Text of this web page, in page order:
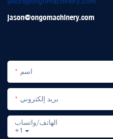
jason@ongomachinery.com
اسم
بريد إلكتروني
+1
الهاتف/واتساب